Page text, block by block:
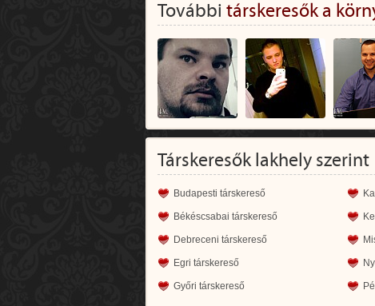
További társkeresők a
Társkeresők lakhely szerint
Budapesti társkereső
Békéscsabai társkereső
Debreceni társkereső
Egri társkereső
Győri társkereső